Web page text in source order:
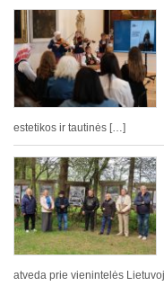
estetikos ir tautinės […]
atveda prie vienintelės